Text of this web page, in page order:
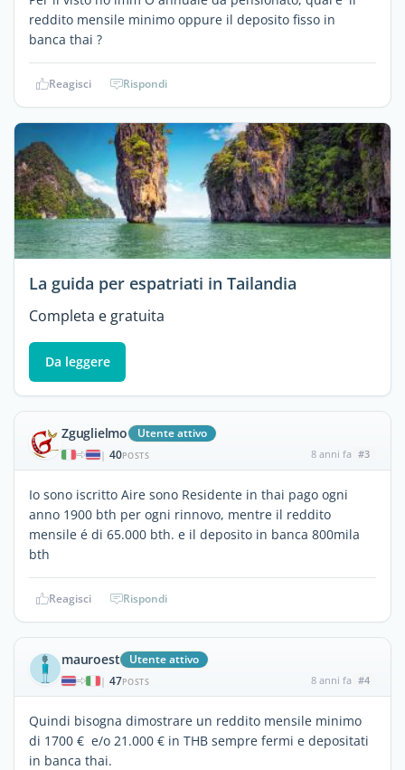
reddito mensile minimo oppure il deposito fisso in
banca thai ?
Reagisci Rispondi
La guida per espatriati in Tailandia
Completa e gratuita
Da leggere
Zguglielmo Utente attivo
| 40POSTS 8 anni fa #3
Io sono iscritto Aire sono Residente in thai pago ogni
anno 1900 bth per ogni rinnovo, mentre il reddito
mensile é di 65.000 bth. e il deposito in banca 800mila
bth
Reagisci Rispondi
mauroest Utente attivo
| 47POSTS 8 anni fa #4
Quindi bisogna dimostrare un reddito mensile minimo
di 1700 € e/o 21.000 € in THB sempre fermi e depositati
in banca thai.